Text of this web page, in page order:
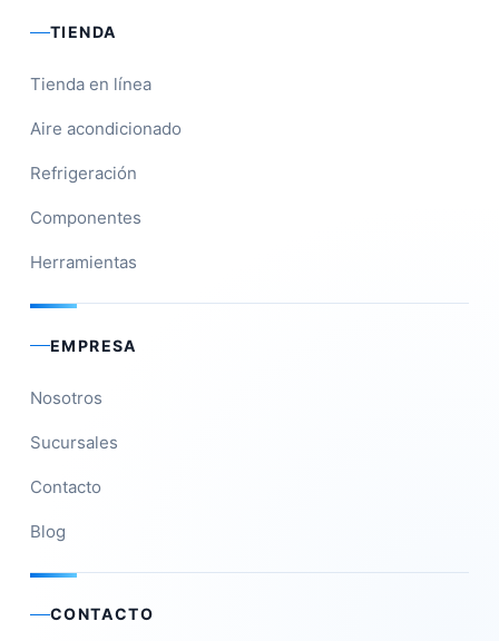
TIENDA
Tienda en línea
Aire acondicionado
Refrigeración
Componentes
Herramientas
EMPRESA
Nosotros
Sucursales
Contacto
Blog
CONTACTO